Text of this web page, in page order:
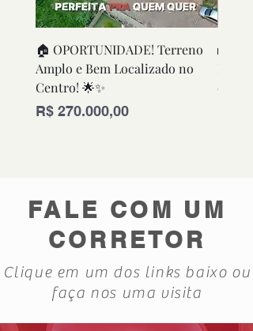
🏠 OPORTUNIDADE! Terreno
Amplo e Bem Localizado no
Centro! 🌟✨
Preço
R$ 270.000,00
🏡
em
FALE COM UM
CORRETOR
Clique em um dos links baixo ou
faça nos uma visita